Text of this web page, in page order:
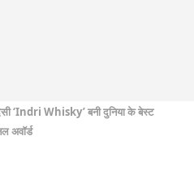
‘Indri Whisky’ बनी दुनिया के बेस्ट
अवॉर्ड